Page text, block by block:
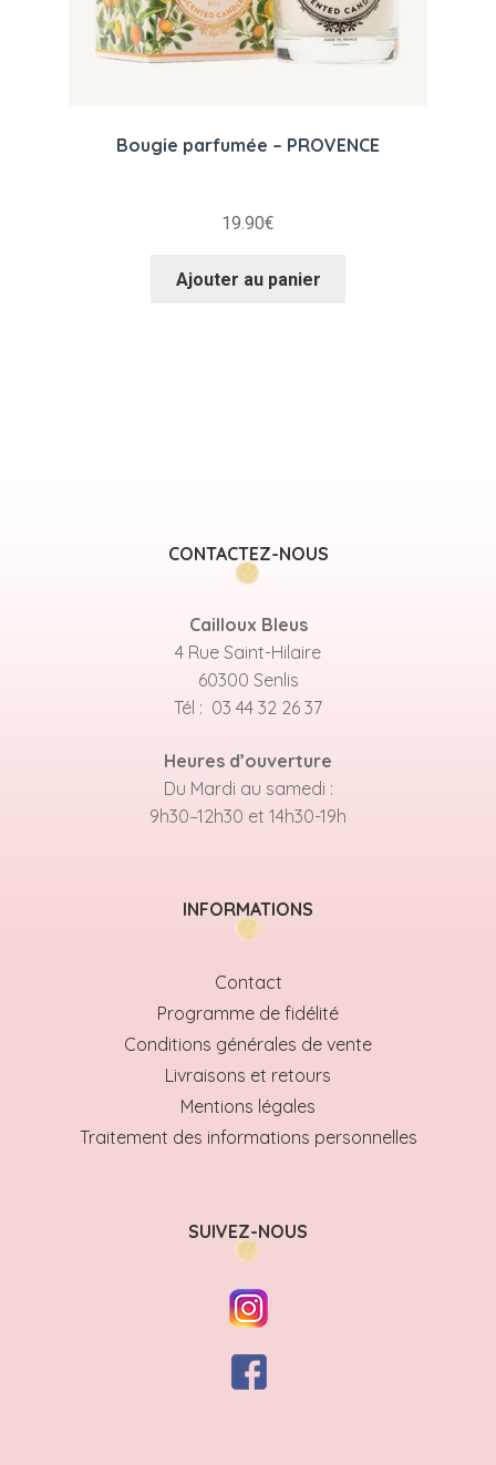
Bougie parfumée – PROVENCE
19.90€
Ajouter au panier
CONTACTEZ-NOUS
Cailloux Bleus
4 Rue Saint-Hilaire
60300 Senlis
Tél : 03 44 32 26 37
Heures d’ouverture
Du Mardi au samedi :
9h30–12h30 et 14h30-19h
INFORMATIONS
Contact
Programme de fidélité
Conditions générales de vente
Livraisons et retours
Mentions légales
Traitement des informations personnelles
SUIVEZ-NOUS